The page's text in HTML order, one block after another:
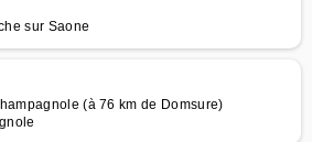
sur Saone
(à 76 km de Domsure)